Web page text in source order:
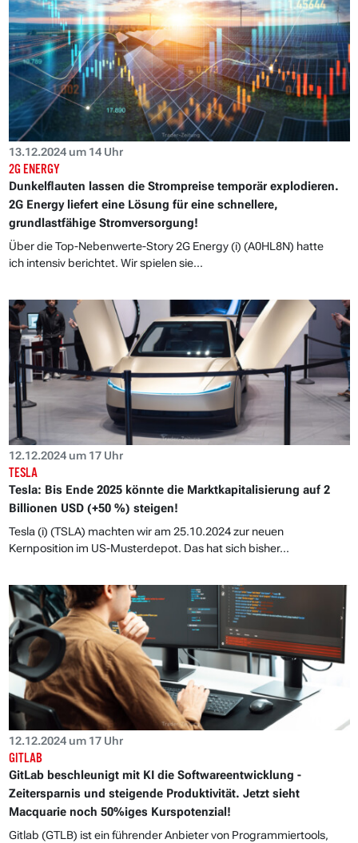
13.12.2024 um 14 Uhr
2G ENERGY
Dunkelflauten lassen die Strompreise temporär explodieren.
2G Energy liefert eine Lösung für eine schnellere,
grundlastfähige Stromversorgung!
Über die Top-Nebenwerte-Story 2G Energy (i) (A0HL8N) hatte
ich intensiv berichtet. Wir spielen sie...
12.12.2024 um 17 Uhr
TESLA
Tesla: Bis Ende 2025 könnte die Marktkapitalisierung auf 2
Billionen USD (+50 %) steigen!
Tesla (i) (TSLA) machten wir am 25.10.2024 zur neuen
Kernposition im US-Musterdepot. Das hat sich bisher...
12.12.2024 um 17 Uhr
GITLAB
GitLab beschleunigt mit KI die Softwareentwicklung -
Zeitersparnis und steigende Produktivität. Jetzt sieht
Macquarie noch 50%iges Kurspotenzial!
Gitlab (GTLB) ist ein führender Anbieter von Programmiertools,